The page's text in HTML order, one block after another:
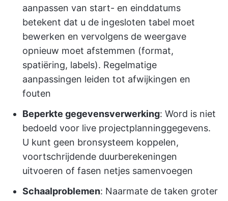
aanpassen van start- en einddatums
betekent dat u de ingesloten tabel moet
bewerken en vervolgens de weergave
opnieuw moet afstemmen (format,
spatiëring, labels). Regelmatige
aanpassingen leiden tot afwijkingen en
fouten
Beperkte gegevensverwerking: Word is niet
bedoeld voor live projectplanninggegevens.
U kunt geen bronsysteem koppelen,
voortschrijdende duurberekeningen
uitvoeren of fasen netjes samenvoegen
Schaalproblemen: Naarmate de taken groter